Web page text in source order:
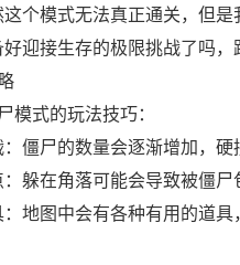
个模式无法真正通关，但
迎接生存的极限挑战了吗，
模式的玩法技巧：
僵尸的数量会逐渐增加，硬
躲在角落可能会导致被僵尸
地图中会有各种有用的道